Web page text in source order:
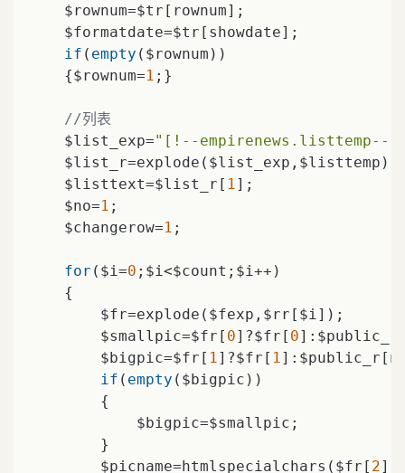
    $rownum=$tr[rownum];
    $formatdate=$tr[showdate];
if ( empty ($rownum))
    {$rownum=
1 ;}
//列表
    $list_exp=
"[!--empirenews.listtemp--
    $list_r=explode($list_exp,$listtemp);
    $listtext=$list_r[
1];
    $no=
1 ;
    $changerow=
1 ;
for ($i=0 ;$i<$count;$i++)
    {
        $fr=explode($fexp,$rr[$i]);
        $smallpic=$fr[
0]?$fr[ 0
        $bigpic=$fr[
1]?$fr[ 1
if ( empty ($bigpic))
        {
            $bigpic=$smallpic;
        }
        $picname=htmlspecialchars($fr[
2